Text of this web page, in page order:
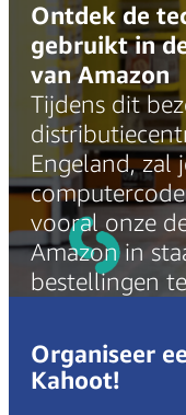
Ontdek de
gebruikt in
van Amazon
Tijdens dit
Engeland, zal
vooral onze
Amazon in
bestellingen
Organiseer
Kahoot!